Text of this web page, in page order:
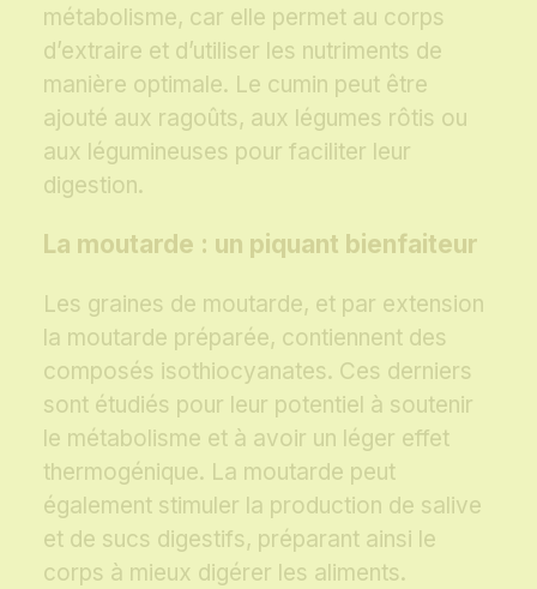
métabolisme, car elle permet au corps
d’extraire et d’utiliser les nutriments de
manière optimale. Le cumin peut être
ajouté aux ragoûts, aux légumes rôtis ou
aux légumineuses pour faciliter leur
digestion.
La moutarde : un piquant bienfaiteur
Les graines de moutarde, et par extension
la moutarde préparée, contiennent des
composés isothiocyanates. Ces derniers
sont étudiés pour leur potentiel à soutenir
le métabolisme et à avoir un léger effet
thermogénique. La moutarde peut
également stimuler la production de salive
et de sucs digestifs, préparant ainsi le
corps à mieux digérer les aliments.